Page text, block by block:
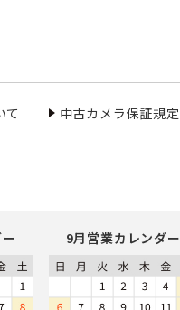
て 中古カメラ保証規定
9月営業カレンダー